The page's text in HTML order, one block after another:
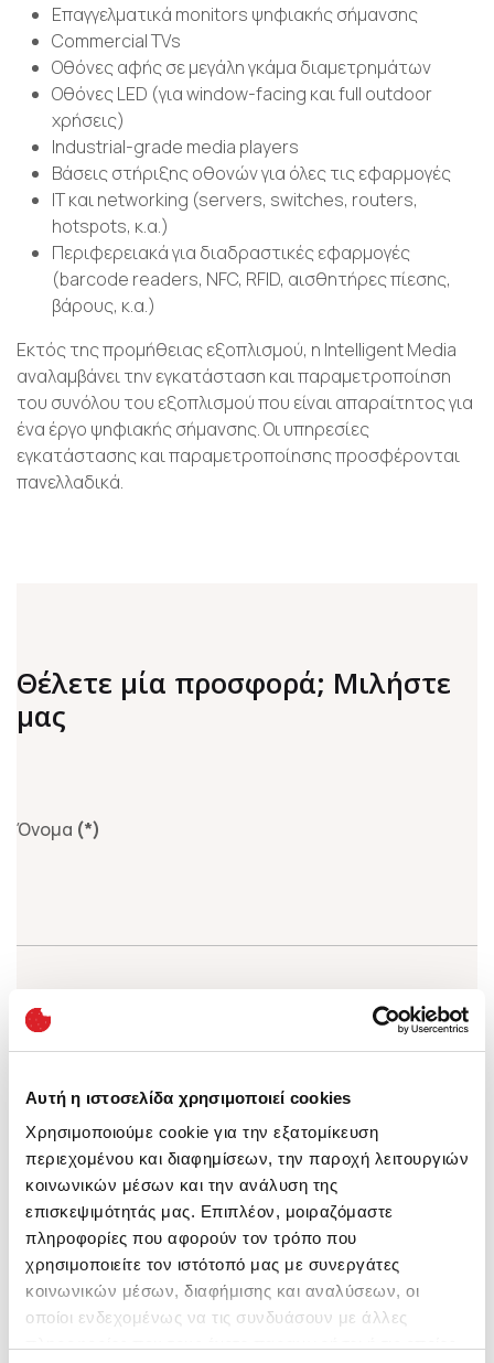
Αυτή η ιστοσελίδα χρησιμοποιεί cookies
Χρησιμοποιούμε cookie για την εξατομίκευση
περιεχομένου και διαφημίσεων, την παροχή λειτουργιών
κοινωνικών μέσων και την ανάλυση της
επισκεψιμότητάς μας. Επιπλέον, μοιραζόμαστε
πληροφορίες που αφορούν τον τρόπο που
χρησιμοποιείτε τον ιστότοπό μας με συνεργάτες
κοινωνικών μέσων, διαφήμισης και αναλύσεων, οι
οποίοι ενδεχομένως να τις συνδυάσουν με άλλες
Επαγγελματικά monitors ψηφιακής σήμανσης
Commercial TVs
Οθόνες αφής σε μεγάλη γκάμα διαμετρημάτων
Οθόνες LED (για window-facing και full outdoor
χρήσεις)
Industrial-grade media players
Βάσεις στήριξης οθονών για όλες τις εφαρμογές
IT και networking (servers, switches, routers,
hotspots, κ.α.)
Περιφερειακά για διαδραστικές εφαρμογές
(barcode readers, NFC, RFID, αισθητήρες πίεσης,
βάρους, κ.α.)
Εκτός της προμήθειας εξοπλισμού, η Intelligent Media
αναλαμβάνει την εγκατάσταση και παραμετροποίηση
του συνόλου του εξοπλισμού που είναι απαραίτητος για
ένα έργο ψηφιακής σήμανσης. Οι υπηρεσίες
εγκατάστασης και παραμετροποίησης προσφέρονται
πανελλαδικά.
Θέλετε μία προσφορά; Μιλήστε
μας
Όνομα (*)
E-mail(*)
Τηλέφωνο(*)